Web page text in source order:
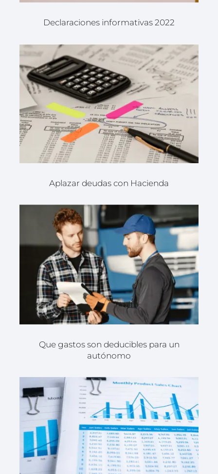
Declaraciones informativas 2022
Aplazar deudas con Hacienda
Que gastos son deducibles para un
autónomo